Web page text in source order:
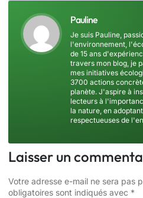
Pauline
Je suis Pauline,
l'environnement,
de 15 ans
travers mon blog, je
mes initiatives
3700 actions
planète. J'aspire à
lecteurs à
la nature, en
respectueuses de
Laisser un
Votre adresse e-mail ne sera pas
obligatoires sont indiqués avec *